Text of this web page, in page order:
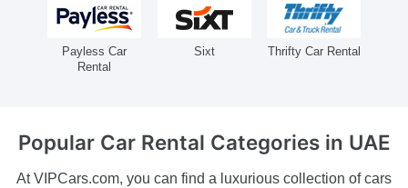
Payless Car
Rental
Sixt Thrifty Car Rental
Popular Car Rental Categoriesin UAE
At VIPCars.com, you can find a luxurious collection of cars